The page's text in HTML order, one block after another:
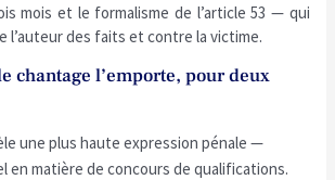
mois et le formalisme de l’article 53 — qui
l’auteur des faits et contre la victime.
chantage l’emporte, pour deux
une plus haute expression pénale —
en matière de concours de qualifications.